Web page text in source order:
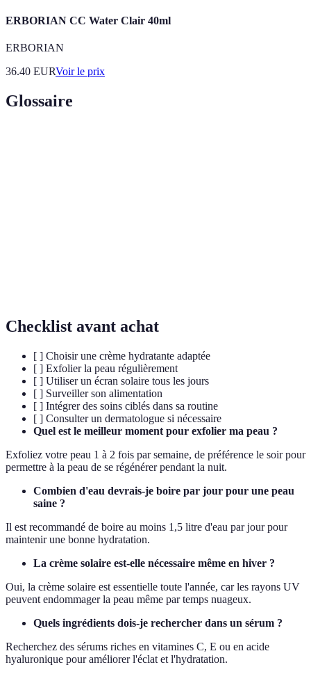
ERBORIAN CC Water Clair 40ml
ERBORIAN
36.40 EURVoir le prix
Glossaire
Checklist avant achat
[ ] Choisir une crème hydratante adaptée
[ ] Exfolier la peau régulièrement
[ ] Utiliser un écran solaire tous les jours
[ ] Surveiller son alimentation
[ ] Intégrer des soins ciblés dans sa routine
[ ] Consulter un dermatologue si nécessaire
Quel est le meilleur moment pour exfolier ma peau ?
Exfoliez votre peau 1 à 2 fois par semaine, de préférence le soir pour
permettre à la peau de se régénérer pendant la nuit.
Combien d'eau devrais-je boire par jour pour une peau
saine ?
Il est recommandé de boire au moins 1,5 litre d'eau par jour pour
maintenir une bonne hydratation.
La crème solaire est-elle nécessaire même en hiver ?
Oui, la crème solaire est essentielle toute l'année, car les rayons UV
peuvent endommager la peau même par temps nuageux.
Quels ingrédients dois-je rechercher dans un sérum ?
Recherchez des sérums riches en vitamines C, E ou en acide
hyaluronique pour améliorer l'éclat et l'hydratation.